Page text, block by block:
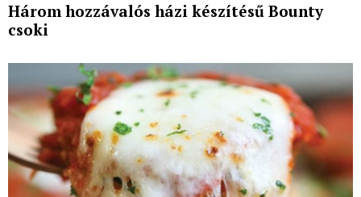
Három hozzávalós házi készítésű Bounty
csoki